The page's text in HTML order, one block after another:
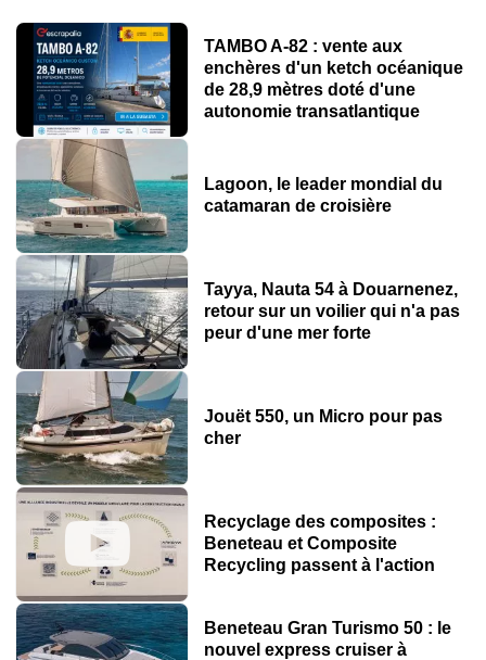
TAMBO A-82 : vente aux
enchères d'un ketch océanique
de 28,9 mètres doté d'une
autonomie transatlantique
Lagoon, le leader mondial du
catamaran de croisière
Tayya, Nauta 54 à Douarnenez,
retour sur un voilier qui n'a pas
peur d'une mer forte
Jouët 550, un Micro pour pas
cher
Recyclage des composites :
Beneteau et Composite
Recycling passent à l'action
Beneteau Gran Turismo 50 : le
nouvel express cruiser à